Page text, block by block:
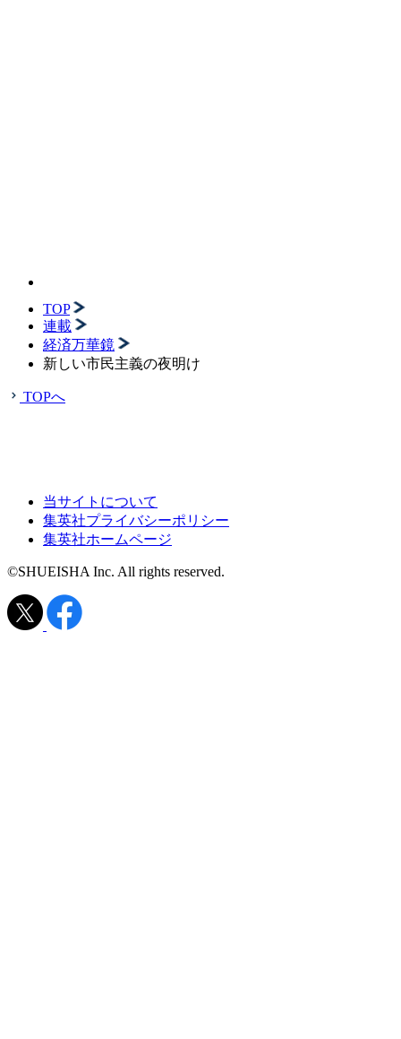
TOP
連載
経済万華鏡
新しい市民主義の夜明け
TOPへ
当サイトについて
集英社プライバシーポリシー
集英社ホームページ
©SHUEISHA Inc. All rights reserved.